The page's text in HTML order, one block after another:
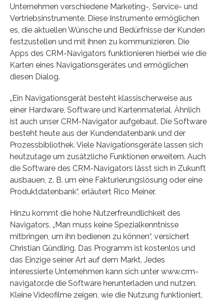
Unternehmen verschiedene Marketing-, Service- und
Vertriebsinstrumente. Diese Instrumente ermöglichen
es, die aktuellen Wünsche und Bedürfnisse der Kunden
festzustellen und mit ihnen zu kommunizieren. Die
Apps des CRM-Navigators funktionieren hierbei wie die
Karten eines Navigationsgerätes und ermöglichen
diesen Dialog.
„Ein Navigationsgerät besteht klassischerweise aus
einer Hardware, Software und Kartenmaterial. Ähnlich
ist auch unser CRM-Navigator aufgebaut. Die Software
besteht heute aus der Kundendatenbank und der
Prozessbibliothek. Viele Navigationsgeräte lassen sich
heutzutage um zusätzliche Funktionen erweitern. Auch
die Software des CRM-Navigators lässt sich in Zukunft
ausbauen, z. B. um eine Fakturierungslösung oder eine
Produktdatenbank“, erläutert Rico Meiner.
Hinzu kommt die hohe Nutzerfreundlichkeit des
Navigators. „Man muss keine Spezialkenntnisse
mitbringen, um ihn bedienen zu können“, versichert
Christian Gündling. Das Programm ist kostenlos und
das Einzige seiner Art auf dem Markt. Jedes
interessierte Unternehmen kann sich unter www.crm-
navigator.de die Software herunterladen und nutzen.
Kleine Videofilme zeigen, wie die Nutzung funktioniert.